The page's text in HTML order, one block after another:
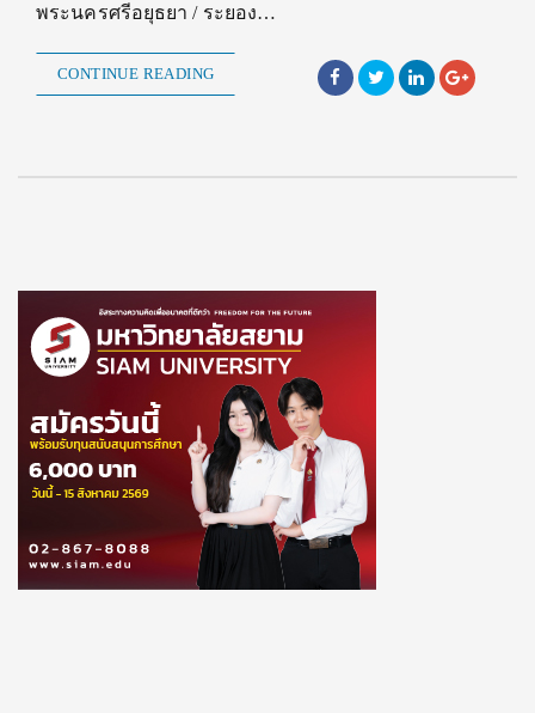
พระนครศรีอยุธยา / ระยอง…
CONTINUE READING